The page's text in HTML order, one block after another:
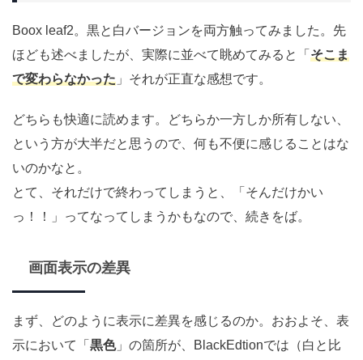
Boox leaf2。黒と白バージョンを両方触ってみました。先
ほども述べましたが、実際に並べて眺めてみると「 そこま
で変わらなかった 」それが正直な感想です。
どちらも快適に読めます。どちらか一方しか所有しない、
という方が大半だと思うので、何も不便に感じることはな
いのかなと。
とて、それだけで終わってしまうと、「そんだけかい
っ！！」ってなってしまうかもなので、続きをば。
画面表示の差異
まず、どのように表示に差異を感じるのか。おおよそ、表
示において「 黒色」の箇所が、BlackEdtionでは（白と比